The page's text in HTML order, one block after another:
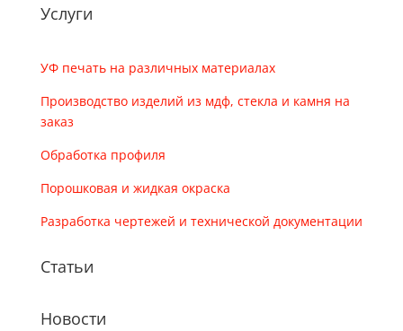
Услуги
УФ печать на различных материалах
Производство изделий из мдф, стекла и камня на
заказ
Обработка профиля
Порошковая и жидкая окраска
Разработка чертежей и технической документации
Статьи
Новости